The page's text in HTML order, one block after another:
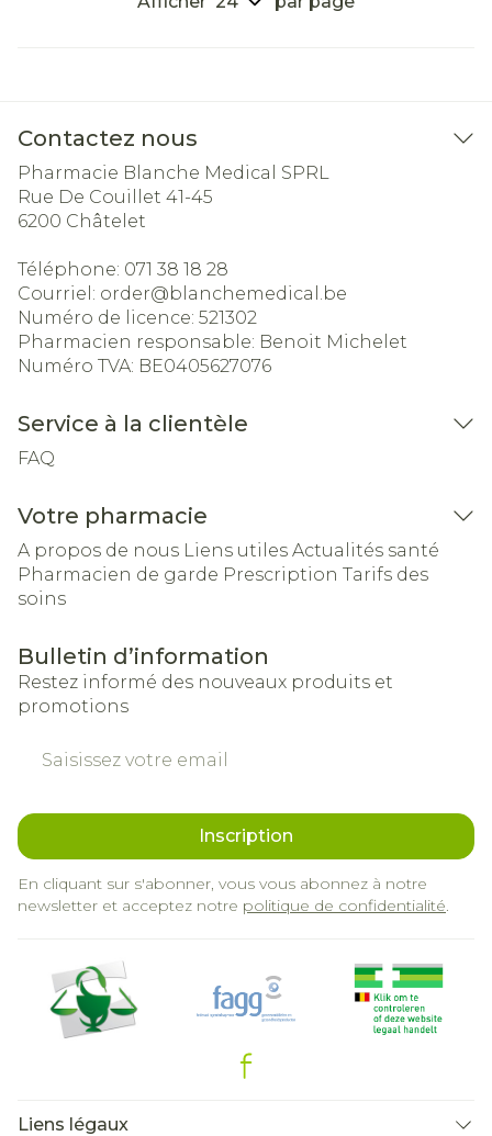
Contactez nous
Pharmacie Blanche Medical SPRL
Rue De Couillet 41-45
6200 Châtelet
Téléphone: 071 38 18 28
Courriel: order@blanchemedical.be
Numéro de licence: 521302
Pharmacien responsable: Benoit Michelet
Numéro TVA: BE0405627076
Service à la clientèle
FAQ
Votre pharmacie
A propos de nous Liens utiles Actualités santé
Pharmacien de garde Prescription Tarifs des
soins
Bulletin d’information
Restez informé des nouveaux produits et
promotions
Inscription
En cliquant sur s'abonner, vous vous abonnez à notre
newsletter et acceptez notre politique de confidentialité.
Liens légaux